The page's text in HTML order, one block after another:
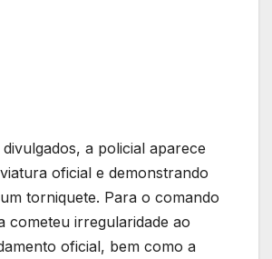
a policial aparece
oficial e demonstrando
torniquete. Para o comando
cometeu irregularidade ao
oficial, bem como a